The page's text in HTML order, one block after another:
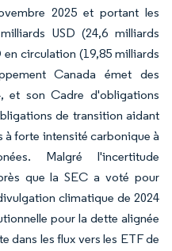
2025 et portant les
USD (24,6 milliards
circulation (19,85 milliards
Canada émet des
et son Cadre d'obligations
de transition aidant
à forte intensité carbonique à
Malgré l'incertitude
que la SEC a voté pour
climatique de 2024
pour la dette alignée
dans les flux vers les ETF de